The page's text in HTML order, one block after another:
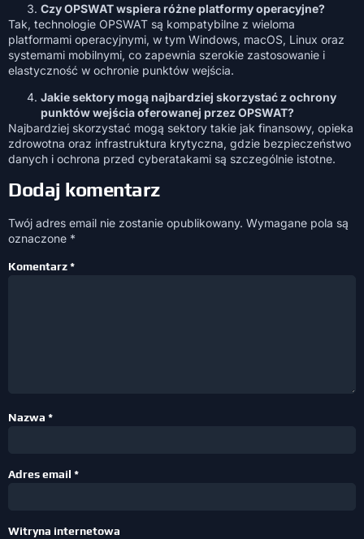
Czy OPSWAT wspiera różne platformy operacyjne?
Tak, technologie OPSWAT są kompatybilne z wieloma
platformami operacyjnymi, w tym Windows, macOS, Linux oraz
systemami mobilnymi, co zapewnia szerokie zastosowanie i
elastyczność w ochronie punktów wejścia.
Jakie sektory mogą najbardziej skorzystać z ochrony
punktów wejścia oferowanej przez OPSWAT?
Najbardziej skorzystać mogą sektory takie jak finansowy, opieka
zdrowotna oraz infrastruktura krytyczna, gdzie bezpieczeństwo
danych i ochrona przed cyberatakami są szczególnie istotne.
Dodaj komentarz
Twój adres email nie zostanie opublikowany. Wymagane pola są
oznaczone *
Komentarz*
Nazwa *
Adres email *
Witryna internetowa